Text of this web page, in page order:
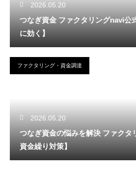
2026.05.20
つなぎ資金 ファクタリングnavi公
に効く】
ファクタリング・資金調達
2026.05.20
つなぎ資金の悩みを解決 ファクタ
資金繰り対策】